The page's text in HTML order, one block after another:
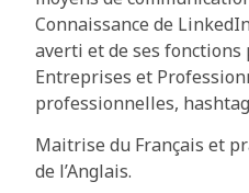
Connaissance de
averti et de ses
Entreprises et
professionnelles,
Maitrise du Français et
de l’Anglais.